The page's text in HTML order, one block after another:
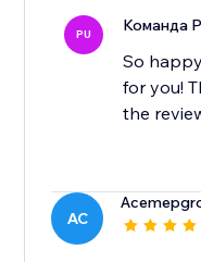
PU Команда
So
for you!
the
AC